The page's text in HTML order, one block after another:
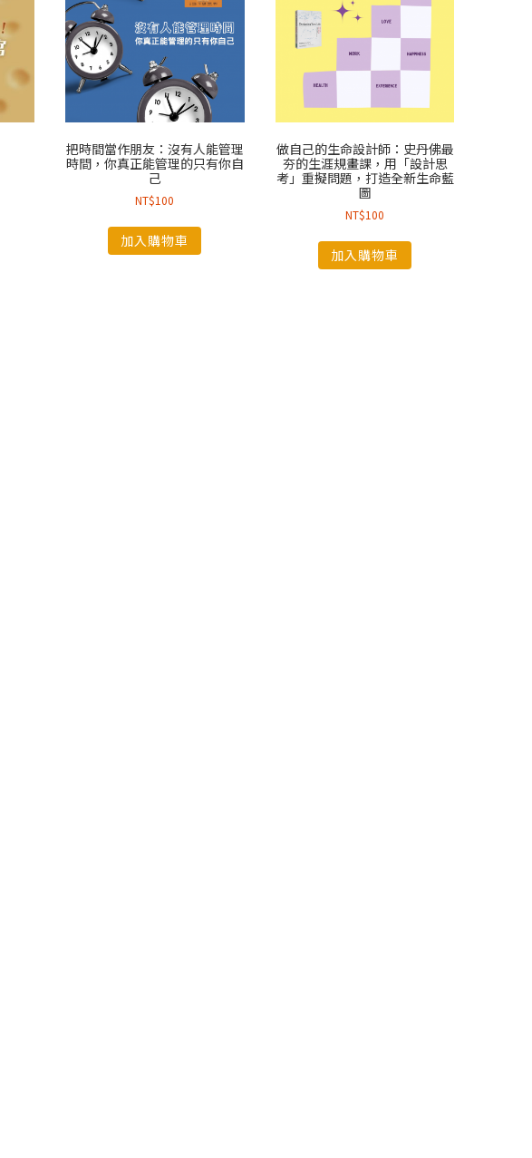
把時間當作朋友：沒有人能管理
時間，你真正能管理的只有你自
己
NT$100
加入購物車
做自己的生命設計師：史丹佛最
夯的生涯規畫課，用「設計思
考」重擬問題，打造全新生命藍
圖
NT$100
加入購物車